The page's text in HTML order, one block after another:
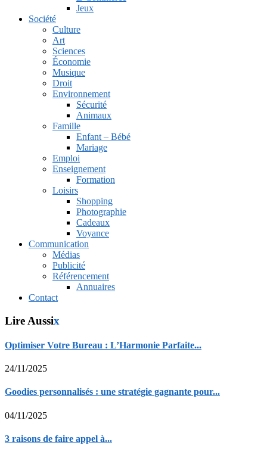
Jeux
Société
Culture
Art
Sciences
Économie
Musique
Droit
Environnement
Sécurité
Animaux
Famille
Enfant – Bébé
Mariage
Emploi
Enseignement
Formation
Loisirs
Shopping
Photographie
Cadeaux
Voyance
Communication
Médias
Publicité
Référencement
Annuaires
Contact
Lire Aussix
Optimiser Votre Bureau : L’Harmonie Parfaite...
24/11/2025
Goodies personnalisés : une stratégie gagnante pour...
04/11/2025
3 raisons de faire appel à...